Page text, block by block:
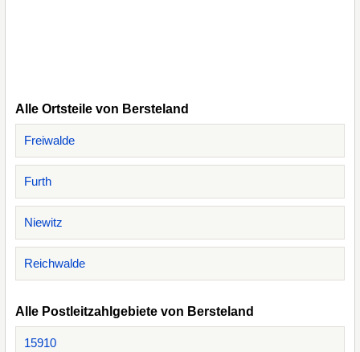
Alle Ortsteile von Bersteland
Freiwalde
Furth
Niewitz
Reichwalde
Alle Postleitzahlgebiete von Bersteland
15910